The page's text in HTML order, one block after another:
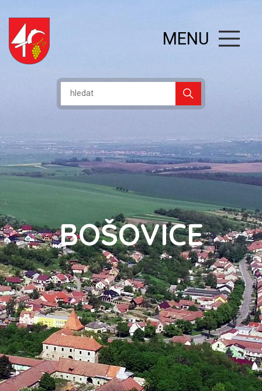
MENU
BOŠOVICE